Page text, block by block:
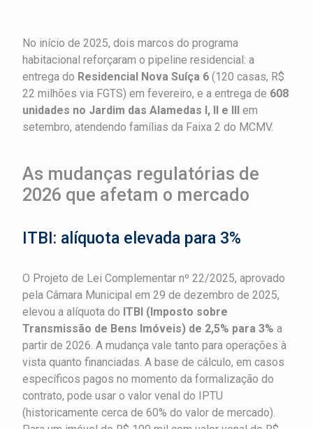
No início de 2025, dois marcos do programa
habitacional reforçaram o pipeline residencial: a
entrega do Residencial Nova Suíça 6 (120 casas, R$
22 milhões via FGTS) em fevereiro, e a entrega de 608
unidades no Jardim das Alamedas I, II e III em
setembro, atendendo famílias da Faixa 2 do MCMV.
As mudanças regulatórias de
2026 que afetam o mercado
ITBI: alíquota elevada para 3%
O Projeto de Lei Complementar nº 22/2025, aprovado
pela Câmara Municipal em 29 de dezembro de 2025,
elevou a alíquota do ITBI (Imposto sobre
Transmissão de Bens Imóveis) de 2,5% para 3% a
partir de 2026. A mudança vale tanto para operações à
vista quanto financiadas. A base de cálculo, em casos
específicos pagos no momento da formalização do
contrato, pode usar o valor venal do IPTU
(historicamente cerca de 60% do valor de mercado).